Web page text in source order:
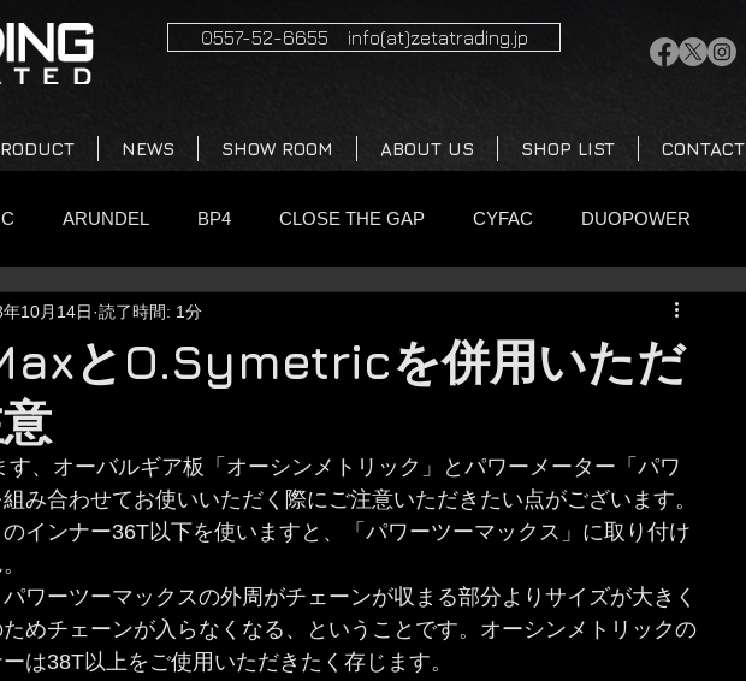
0557-52-6655 info(at)zetatrading.jp
NEWS SHOW ROOM ABOUT US SHOP LIST CONTACT
ARUNDEL BP4 CLOSE THE GAP CYFAC DUOPOWER
FMB HAERO CARBON
BLUE
Showroom&Cafe WICKWERKS 意外と便利な製品シリーズ 業務連絡
とO.Symetricを併用いただ
10月14日 読了時間: 1分
み合わせてお使いいただく際にご注意いただきたい点がございます。
インナー36T以下を使いますと、「パワーツーマックス」に取り付け
ワーツーマックスの外周がチェーンが収まる部分よりサイズが大きく
めチェーンが入らなくなる、ということです。オーシンメトリックの
は38T以上をご使用いただきたく存じます。